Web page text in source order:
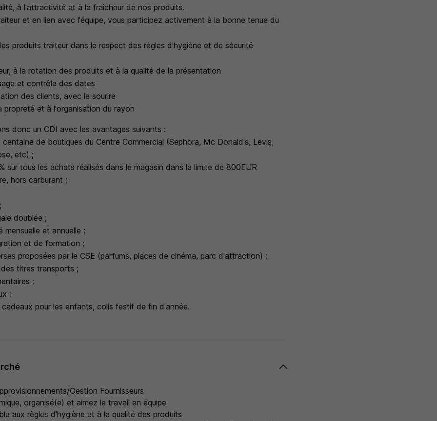
à l'attractivité et à la fraîcheur de nos produits.
et en lien avec l'équipe, vous participez activement à la bonne tenue du
produits traiteur dans le respect des règles d'hygiène et de sécurité
à la rotation des produits et à la qualité de la présentation
et contrôle des dates
des clients, avec le sourire
propreté et à l'organisation du rayon
donc un CDI avec les avantages suivants :
centaine de boutiques du Centre Commercial (Sephora, Mc Donald's, Levis,
etc) ;
sur tous les achats réalisés dans le magasin dans la limite de 800EUR
hors carburant ;
doublée ;
mensuelle et annuelle ;
et de formation ;
proposées par le CSE (parfums, places de cinéma, parc d'attraction) ;
titres transports ;
;
;
pour les enfants, colis festif de fin d'année.
Gestion Fournisseurs
organisé(e) et aimez le travail en équipe
aux règles d'hygiène et à la qualité des produits